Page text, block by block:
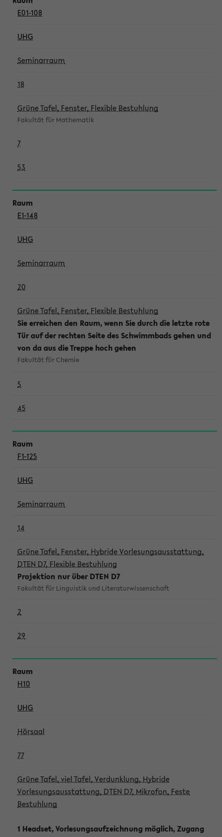
E01-108
UHG
Seminarraum
18
Grüne Tafel, Fenster, Flexible Bestuhlung
Fakultät für Mathematik
7
53
E1-148
UHG
Seminarraum
20
Grüne Tafel, Fenster, Flexible Bestuhlung
Sie erreichen den Raum, wenn Sie durch die letzte rote
Tür auf der rechten Seite des Schwimmbads gehen und
von da aus die Treppe hoch gehen
Fakultät für Chemie
5
45
F1-125
UHG
Seminarraum
14
Grüne Tafel, Fenster, Hybride Vorlesungsausstattung,
DTEN D7, Flexible Bestuhlung
Projektion nur über DTEN D7
Fakultät für Linguistik und Literaturwissenschaft
2
29
H10
UHG
Hörsaal
77
Grüne Tafel, viel Tafel, Verdunklung, Hybride
Vorlesungsausstattung, DTEN D7, Mikrofon, Feste
Bestuhlung
1 Headset, Vorlesungsaufzeichnung möglich, Zugang